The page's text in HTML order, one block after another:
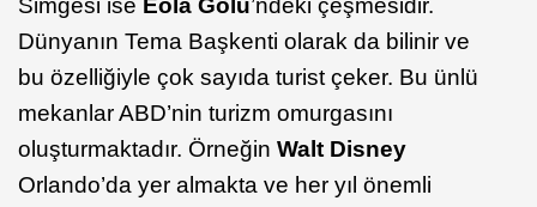
Simgesi ise Eola Gölü’ndeki çeşmesidir.
Dünyanın Tema Başkenti olarak da bilinir ve
bu özelliğiyle çok sayıda turist çeker. Bu ünlü
mekanlar ABD’nin turizm omurgasını
oluşturmaktadır. Örneğin Walt Disney
Orlando’da yer almakta ve her yıl önemli